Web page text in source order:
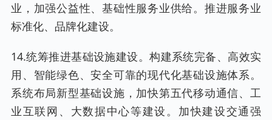
业，加强公益性、基础性服务业供给。推进服务业
标准化、品牌化建设。
14.统筹推进基础设施建设。构建系统完备、高效实
用、智能绿色、安全可靠的现代化基础设施体系。
系统布局新型基础设施，加快第五代移动通信、工
业互联网、大数据中心等建设。加快建设交通强